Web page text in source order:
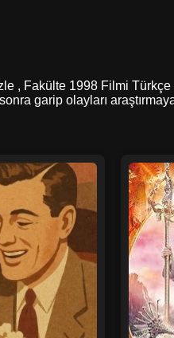
, Fakülte 1998 Filmi
garip olayları